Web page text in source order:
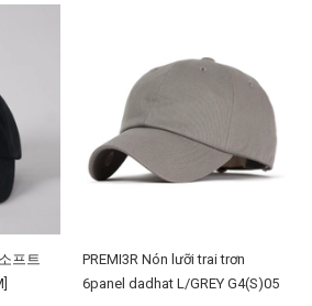
프트
PREMI3R Nón lưỡi trai trơn
6panel dadhat L/GREY G4(S)05